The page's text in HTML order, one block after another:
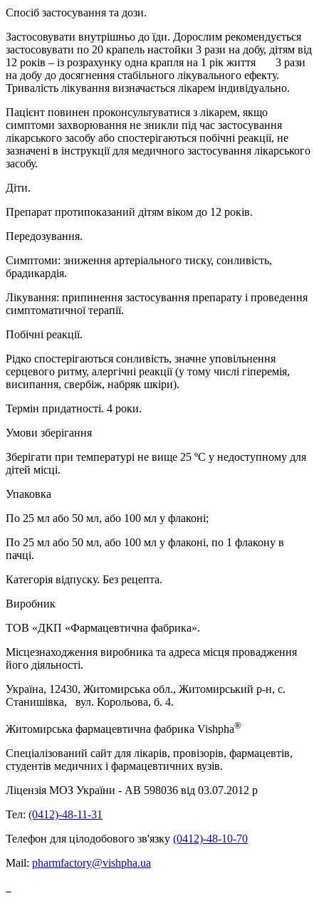
Спосіб застосування та дози.
Застосовувати внутрішньо до їди. Дорослим рекомендується
застосовувати по 20 крапель настойки 3 рази на добу, дітям від
12 років – із розрахунку одна крапля на 1 рік життя 3 рази
на добу до досягнення стабільного лікувального ефекту.
Тривалість лікування визначається лікарем індивідуально.
Пацієнт повинен проконсультуватися з лікарем, якщо
симптоми захворювання не зникли під час застосування
лікарського засобу або спостерігаються побічні реакції, не
зазначені в інструкції для медичного застосування лікарського
засобу.
Діти.
Препарат протипоказаний дітям віком до 12 років.
Передозування.
Симптоми: зниження артеріального тиску, сонливість,
брадикардія.
Лікування: припинення застосування препарату і проведення
симптоматичної терапії.
Побічні реакції.
Рідко спостерігаються сонливість, значне уповільнення
серцевого ритму, алергічні реакції (у тому числі гіперемія,
висипання, свербіж, набряк шкіри).
Термін придатності. 4 роки.
Умови зберігання
Зберігати при температурі не вище 25 ºС у недоступному для
дітей місці.
Упаковка
По 25 мл або 50 мл, або 100 мл у флаконі;
По 25 мл або 50 мл, або 100 мл у флаконі, по 1 флакону в
пачці.
Категорія відпуску. Без рецепта.
Виробник
ТОВ «ДКП «Фармацевтична фабрика».
Місцезнаходження виробника та адреса місця провадження
його діяльності.
Україна, 12430, Житомирська обл., Житомирський р-н, с.
Станишівка, вул. Корольова, б. 4.
Житомирська фармацевтична фабрика Vishpha®
Спеціалізований сайт для лікарів, провізорів, фармацевтів,
студентів медичних і фармацевтичних вузів.
Ліцензія МОЗ України - АВ 598036 від 03.07.2012 р
Тел: (0412)-48-11-31
Телефон для цілодобового зв'язку (0412)-48-10-70
Mail: pharmfactory@vishpha.ua